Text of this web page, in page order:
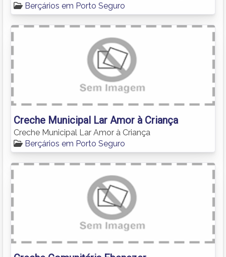
Berçários em Porto Seguro
Creche Municipal Lar Amor à Criança
Creche Municipal Lar Amor à Criança
Berçários em Porto Seguro